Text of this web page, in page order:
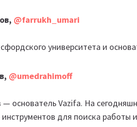
@farrukh_umari
университета и
@umedrahimoff
основатель Vazifa. На
для поиска работы